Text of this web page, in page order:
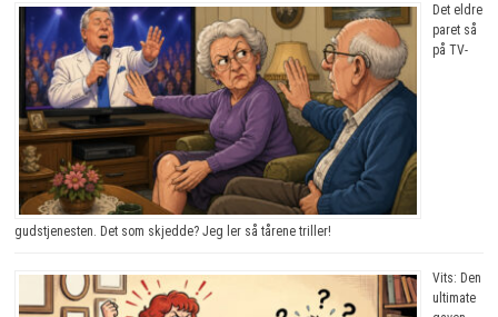
Det eldre
paret så
på TV-
gudstjenesten. Det som skjedde? Jeg ler så tårene triller!
Vits: Den
ultimate